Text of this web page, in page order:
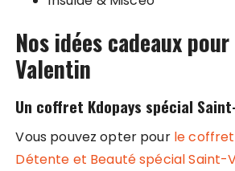
Nos idées cadeaux
Valentin
Un coffret Kdopays spécial
Vous pouvez opter pour le
Détente et Beauté spécial Saint-